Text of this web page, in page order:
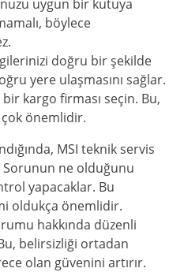
uygun bir kutuya
böylece
doğru bir şekilde
yere ulaşmasını sağlar.
kargo firması seçin. Bu,
çok önemlidir.
MSI teknik servis
Sorunun ne olduğunu
yapacaklar. Bu
oldukça önemlidir.
hakkında düzenli
belirsizliği ortadan
olan güvenini artırır.